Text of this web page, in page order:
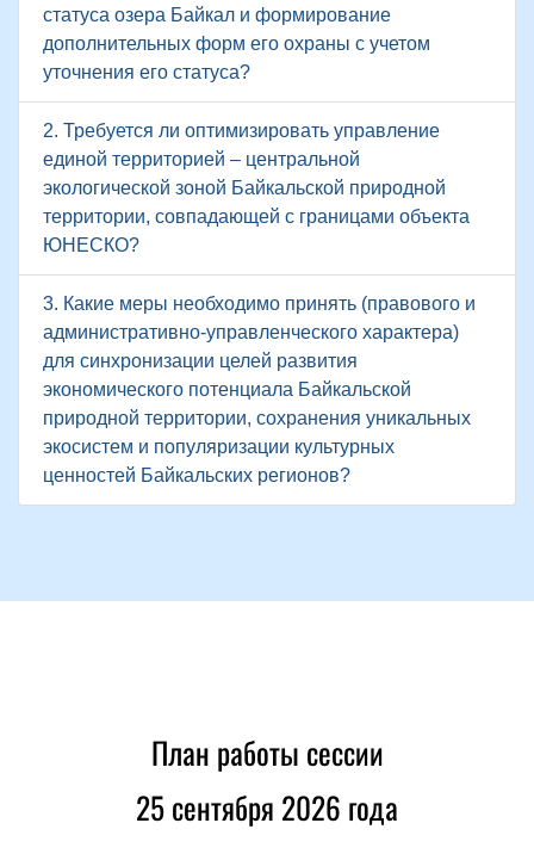
статуса озера Байкал и формирование
дополнительных форм его охраны с учетом
уточнения его статуса?
2. Требуется ли оптимизировать управление
единой территорией – центральной
экологической зоной Байкальской природной
территории, совпадающей с границами объекта
ЮНЕСКО?
3. Какие меры необходимо принять (правового и
административно-управленческого характера)
для синхронизации целей развития
экономического потенциала Байкальской
природной территории, сохранения уникальных
экосистем и популяризации культурных
ценностей Байкальских регионов?
План работы сессии
25 сентября 2026 года